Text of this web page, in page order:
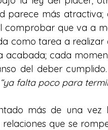
parece más
comprobar que va a
como tarea a
acabada; cada
del deber
“ya falta poco para
más de una
que se